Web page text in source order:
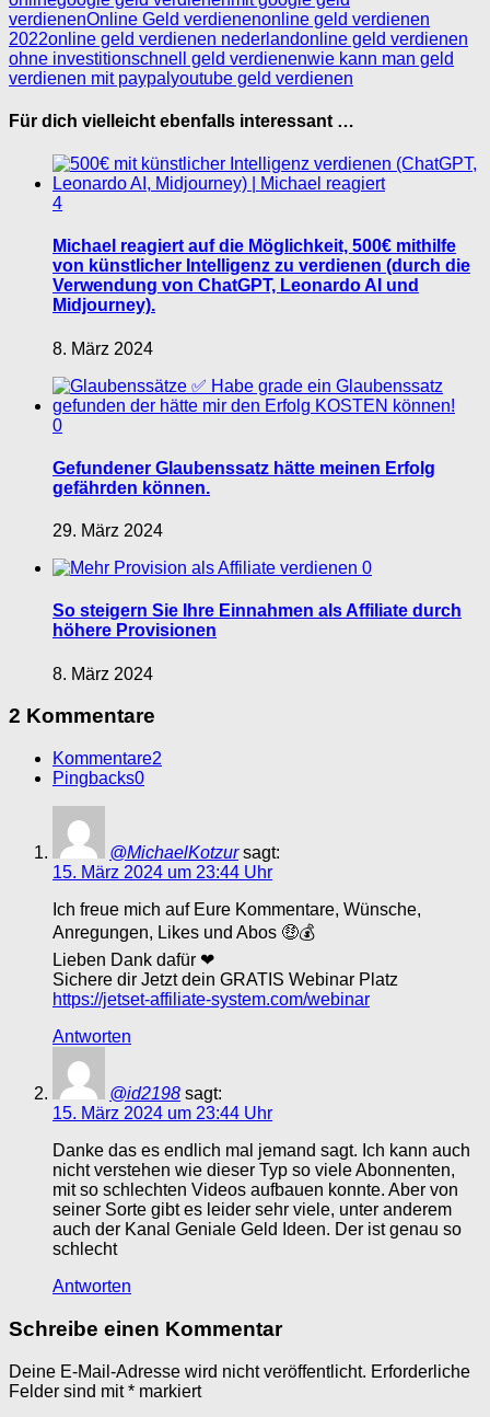
verdienenOnline Geld verdienenonline geld verdienen
2022online geld verdienen nederlandonline geld verdienen
ohne investitionschnell geld verdienenwie kann man geld
verdienen mit paypal youtube geld verdienen
Für dich vielleicht ebenfalls interessant …
4
Michael reagiert auf die Möglichkeit, 500€ mithilfe
von künstlicher Intelligenz zu verdienen (durch die
Verwendung von ChatGPT, Leonardo AI und
Midjourney).
8. März 2024
0
Gefundener Glaubenssatz hätte meinen Erfolg
gefährden können.
29. März 2024
0
So steigern Sie Ihre Einnahmen als Affiliate durch
höhere Provisionen
8. März 2024
2 Kommentare
Kommentare2
Pingbacks0
@MichaelKotzur sagt:
15. März 2024 um 23:44 Uhr
Ich freue mich auf Eure Kommentare, Wünsche,
Anregungen, Likes und Abos 🤑💰
Lieben Dank dafür ❤
Sichere dir Jetzt dein GRATIS Webinar Platz
https://jetset-affiliate-system.com/webinar
Antworten
@id2198 sagt:
15. März 2024 um 23:44 Uhr
Danke das es endlich mal jemand sagt. Ich kann auch
nicht verstehen wie dieser Typ so viele Abonnenten,
mit so schlechten Videos aufbauen konnte. Aber von
seiner Sorte gibt es leider sehr viele, unter anderem
auch der Kanal Geniale Geld Ideen. Der ist genau so
schlecht
Antworten
Schreibe einen Kommentar
Deine E-Mail-Adresse wird nicht veröffentlicht. Erforderliche
Felder sind mit* markiert